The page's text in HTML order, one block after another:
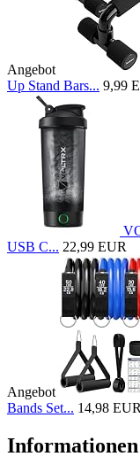
Angebot
Up Stand Bars... 9,99
USB C... 22,99 EUR
Angebot
Bands Set... 14,98 EUR
Informationen